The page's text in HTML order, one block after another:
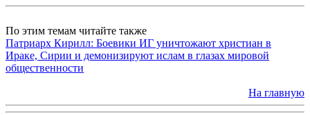
По этим темам читайте также
Патриарх Кирилл: Боевики ИГ уничтожают христиан в
Ираке, Сирии и демонизируют ислам в глазах мировой
общественности
На главную